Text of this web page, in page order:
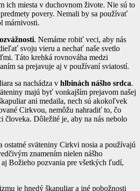
ich miesta v duchovnom živote. Nie sú to
povery. Nemali by sa používať
márnivosti.
. Nemáme robiť veci, aby nás
svoju vieru a nechať naše svetlo
Táto krehká rovnováha medzi
sa prejavuje aj v používaní sviatostí.
sa nachádza v hlbinách nášho srdca.
majú byť vonkajším prejavom našej
ani medaila, nech sú akokoľvek
Cirkvou, nemôžu nahradiť to, čo
človeka. Dôležité je, aby na nás nebolo
ostatné sväteniny Cirkvi nosia a používajú
znamením nielen nášho
Božieho pozvania pre všetkých ľudí,
je hnedý škapuliar a iné pobožnosti